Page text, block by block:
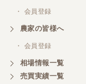
た。
三重県／山本
対応ありがと
・ 会員登録
農家の皆様へ
・ 会員登録
相場情報一覧
売買実績一覧